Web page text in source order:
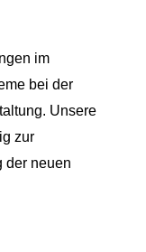
im
bei der
Unsere
zur
der neuen